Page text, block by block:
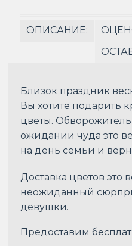
ОПИСАНИЕ:
Близок праздник
Вы хотите подарить
цветы.
ожидании чуда это
на день семьи и
Доставка цветов это
неожиданный
девушки.
Предоставим